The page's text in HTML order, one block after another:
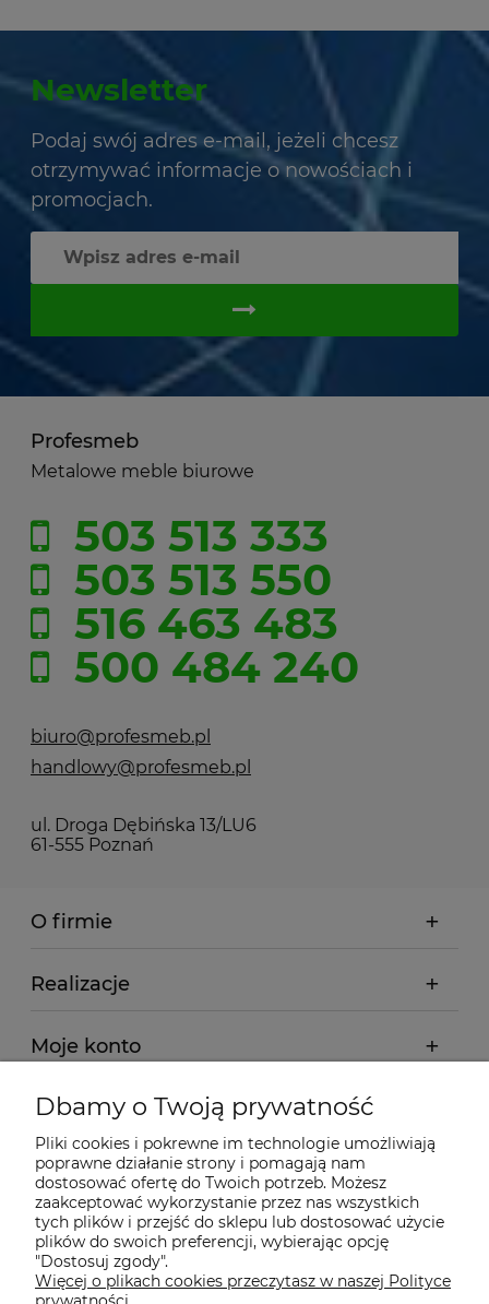
Newsletter
Podaj swój adres e-mail, jeżeli chcesz
otrzymywać informacje o nowościach i
promocjach.
Profesmeb
Metalowe meble biurowe
503 513 333
503 513 550
516 463 483
500 484 240
biuro@profesmeb.pl
handlowy@profesmeb.pl
ul. Droga Dębińska 13/LU6
61-555 Poznań
O firmie
Realizacje
Moje konto
Regulamin
Dostawa - realizacja
Gwarancja i zwroty
Pomoc
Dbamy o Twoją prywatność
Pliki cookies i pokrewne im technologie umożliwiają
poprawne działanie strony i pomagają nam
dostosować ofertę do Twoich potrzeb. Możesz
zaakceptować wykorzystanie przez nas wszystkich
tych plików i przejść do sklepu lub dostosować użycie
plików do swoich preferencji, wybierając opcję
"Dostosuj zgody".
Więcej o plikach cookies przeczytasz w naszej Polityce